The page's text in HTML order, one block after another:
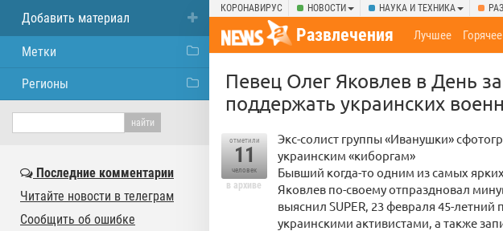
КОРОНАВИРУС НОВОСТИ НАУКА И ТЕХНИКА
Развлечения Лучшее Горячее
Певец Олег Яковлев в День
поддержать украинских
отметили
11
человек
в архиве
Экс-солист группы «Иванушки»
украинским «киборгам»
Бывший когда-то одним из самых
Яковлев по-своему отпраздновал
выяснил SUPER, 23 февраля 45-летний
украинскими активистами, а также
Добавить материал
Метки
Регионы
Последние комментарии
Читайте новости в телеграм
Сообщить об ошибке